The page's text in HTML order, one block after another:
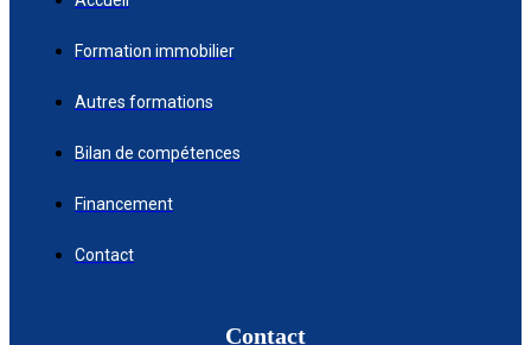
Formation immobilier
Autres formations
Bilan de compétences
Financement
Contact
Contact